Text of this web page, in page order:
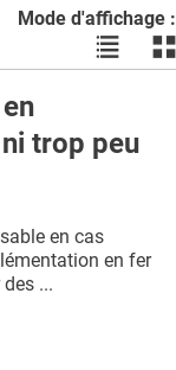
Mode d'affichage :
Voir
les
liste
les
trop peu
en cas
en fer
...